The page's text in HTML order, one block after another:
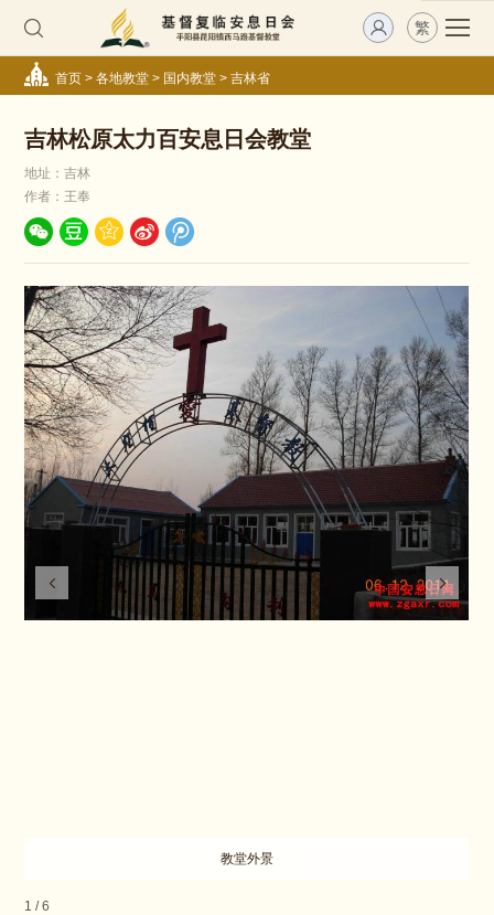
繁
首页> 各地教堂> 国内教堂> 吉林省
吉林松原太力百安息日会教堂
地址：吉林
作者：王奉
教堂外景
1 /6